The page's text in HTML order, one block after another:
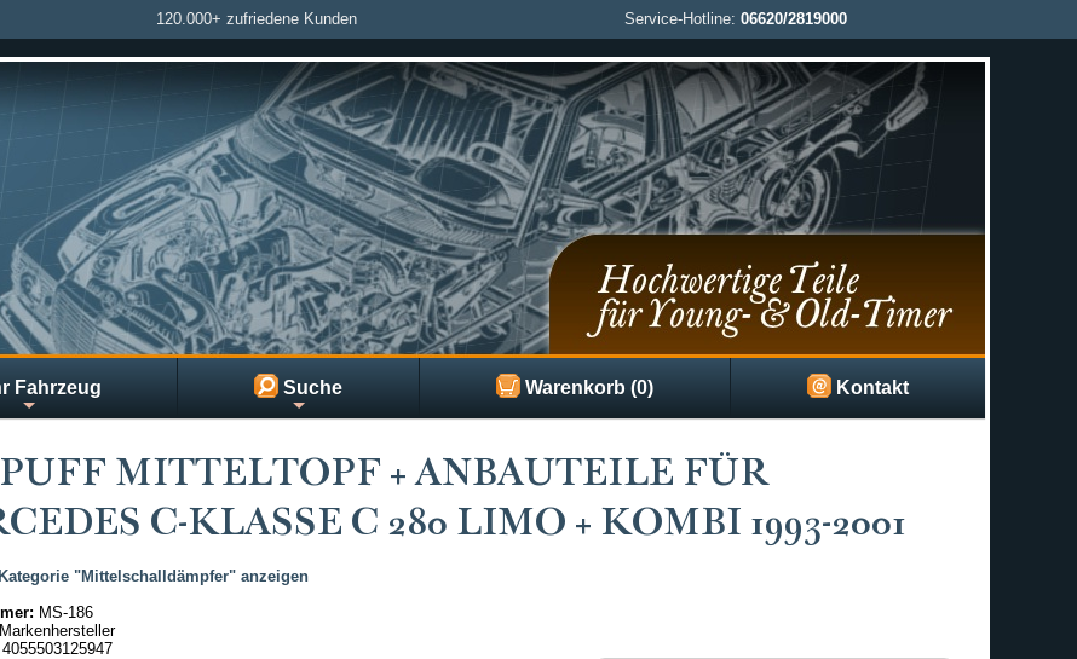
120.000+ zufriedene Kunden Service-Hotline: 06620/2819000
Fahrzeug Suche Warenkorb (0) Kontakt
MITTELTOPF + ANBAUTEILE FÜR
C-KLASSE C 280 LIMO + KOMBI 1993-2001
Kategorie "Mittelschalldämpfer" anzeigen
MS-186
Markenhersteller
4055503125947